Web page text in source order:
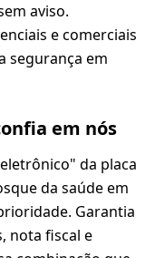
aviso.
e comerciais
segurança em
em nós
da placa
da saúde em
Garantia
nota fiscal e